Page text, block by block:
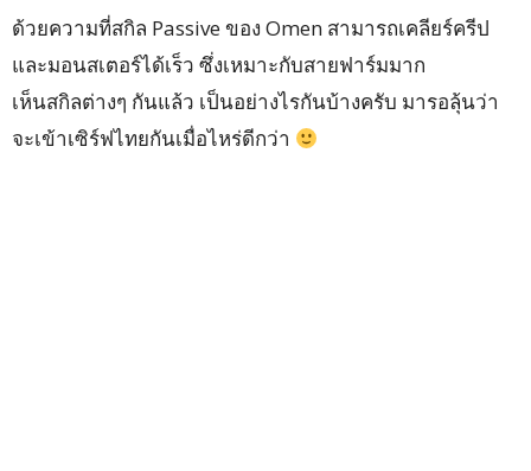
ด้วยความที่สกิล Passive ของ Omen สามารถเคลียร์ครีป
และมอนสเตอร์ได้เร็ว ซึ่งเหมาะกับสายฟาร์มมาก
เห็นสกิลต่างๆ กันแล้ว เป็นอย่างไรกันบ้างครับ มารอลุ้นว่า
จะเข้าเซิร์ฟไทยกันเมื่อไหร่ดีกว่า